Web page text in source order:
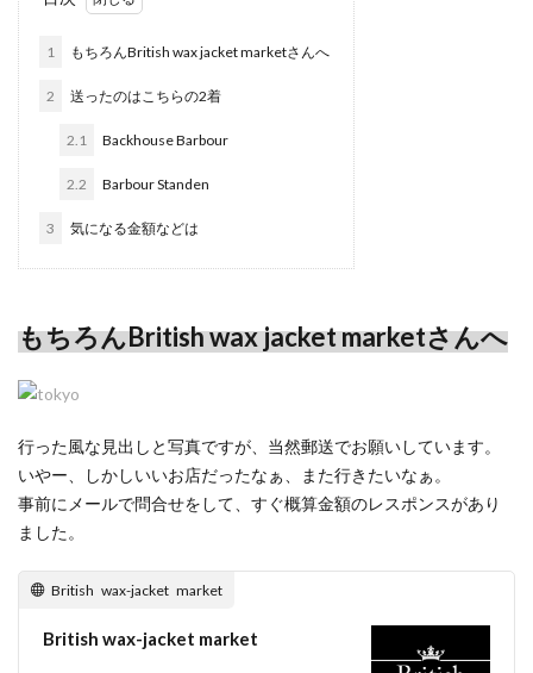
1 もちろんBritish wax jacket marketさんへ
2 送ったのはこちらの2着
2.1 Backhouse Barbour
2.2 Barbour Standen
3 気になる金額などは
もちろんBritish wax jacket marketさんへ
行った風な見出しと写真ですが、当然郵送でお願いしています。
いやー、しかしいいお店だったなぁ、また行きたいなぁ。
事前にメールで問合せをして、すぐ概算金額のレスポンスがあり
ました。
British wax-jacket market
British wax-jacket market